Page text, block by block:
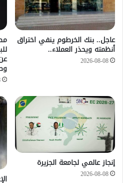
عاجل.. بنك الخرطوم ينفي اختراق
أنظمته ويحذر العملاء..
2026-08-08
إنجاز عالمي لجامعة الجزيرة
2026-08-08